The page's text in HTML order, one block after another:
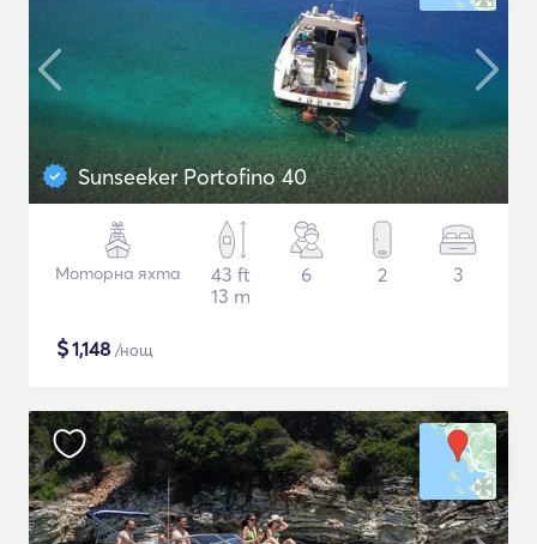
Sunseeker Portofino 40
Моторна яхта
43 ft
13 m
6 2 3
$1,148 /нощ